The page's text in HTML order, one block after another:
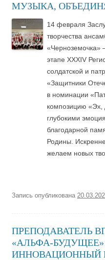
МУЗЫКА,
14 февраля
творчества
«Черноземочка»
этапе XXXIV
солдатской и
«Защитники
в номинации
композицию «Эх,
глубокими
благодарной
Родины.
желаем новых
Запись опубликована
ПРЕПОДАВАТЕЛЬ
«АЛЬФА-БУДУЩЕЕ»
ИННОВАЦИОННЫЙ